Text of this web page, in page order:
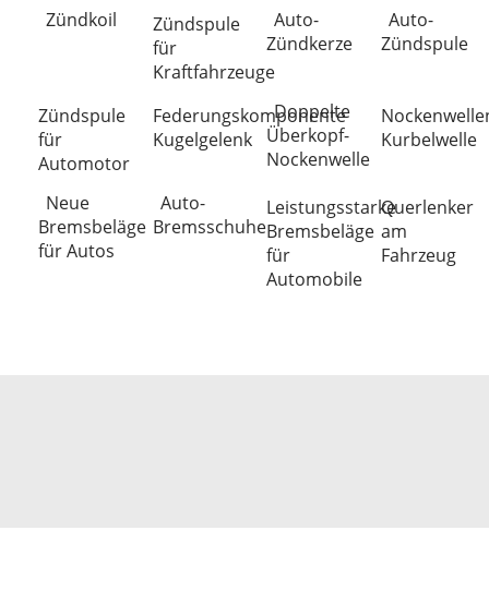
Zündkoil
Zündspule
für
Kraftfahrzeuge
Auto-
Zündkerze
Auto-
Zündspule
Zündspule
für
Automotor
Federungskomponente
Kugelgelenk
Doppelte
Überkopf-
Nockenwelle
Kurbelwelle
Neue
Bremsbeläge
für Autos
Auto-
Bremsschuhe
Leistungsstarke
Bremsbeläge
für
Automobile
Querlenker
am
Fahrzeug